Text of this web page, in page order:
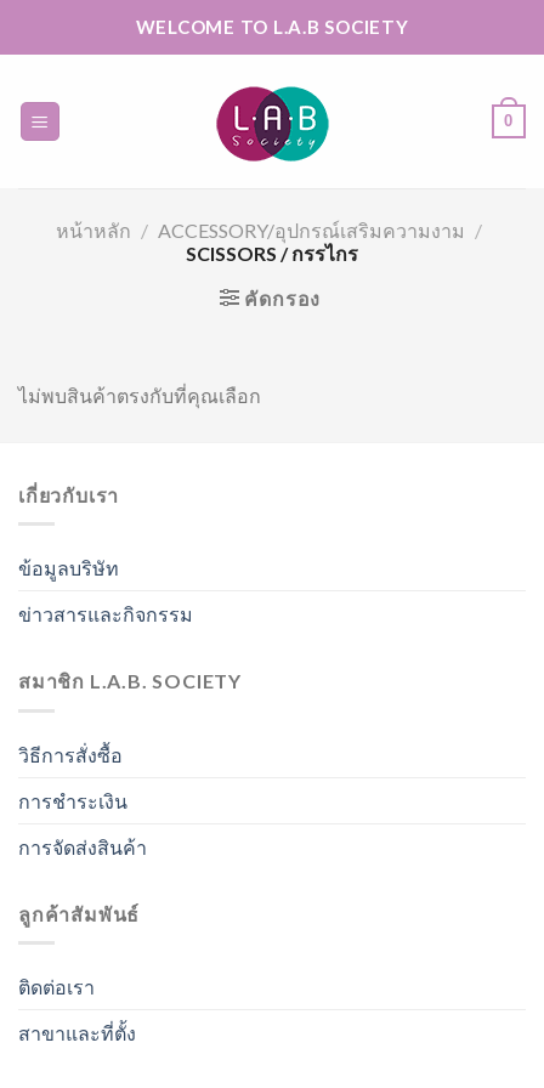
WELCOME TO L.A.B SOCIETY
0
หน้าหลัก / ACCESSORY/อุปกรณ์เสริมความงาม /
SCISSORS / กรรไกร
คัดกรอง
ไม่พบสินค้าตรงกับที่คุณเลือก
เกี่ยวกับเรา
ข้อมูลบริษัท
ข่าวสารและกิจกรรม
สมาชิก L.A.B. SOCIETY
วิธีการสั่งซื้อ
การชำระเงิน
การจัดส่งสินค้า
ลูกค้าสัมพันธ์
ติดต่อเรา
สาขาและที่ตั้ง